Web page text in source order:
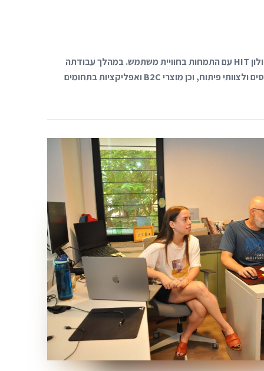
מור רביד, מעצבת UX/UI כשנתיים בסטודיו, עוזבת בקרוב למשרה חדשה. מור למדה תואר ראשון בתקשורת חזותית במכון הטכנולוגי חולון HIT עם התמחות בחוויית משתמש. במהלך עבודתה
בסטודיו עבדה על עשרות פרויקטים שונים, הכוללים מערכות B2B מורכבות בתחומי סייבר, קמעונאות, ניהול קמפיינים ומערכות למהנדסים ולצוותי פיתוח, וכן מוצרי B2C ואפליקציות בתחומים